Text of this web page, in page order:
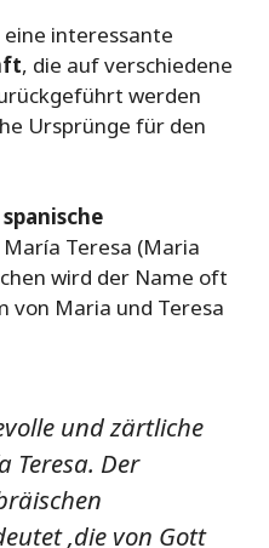
interessante
, die auf verschiedene
werden
Ursprünge für den
spanische
María Teresa (Maria
wird der Name oft
von Maria und Teresa
und zärtliche
Teresa. Der
‚die von Gott